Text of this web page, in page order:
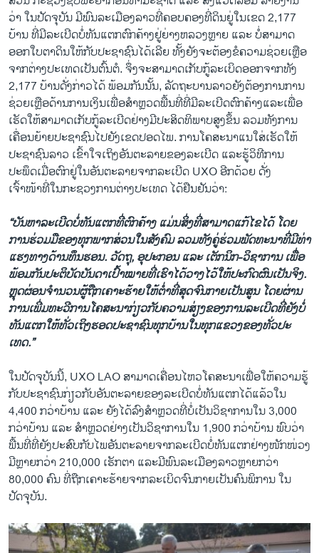
ວ່າ​ ໃນ​ປັດ​ຈຸ​ບັນ​ ມີພົນລະເມືອງລາວທີ່ຄອບຄອງທີ່ດິນຍູ່ໃນເຂດ 2,177
ບ້ານ ທີ່ມີລະເບີດບໍ່ທັນແຕກຕົກຄ້າງຢູ່ຍ່າງຫລວງຫຼາຍ ແລະ ບໍ່ສາມາດ
ອອກໃບຕາດິນໃຫ້ກັບປະຊາຊົນໄດ້ເລີຍ ທັ້ງຍັງຈະຕ້ອງຂໍຄວາມຊ່ວຍເຫຼືອ
ຈາກຕ່າງປະເທດເປັນຕົ້ນຕໍ. ຈຶ່ງຈະສາມາດເກັບກູ້ລະເບິດອອກຈາກທັງ
2,177 ບ້ານດັ່ງກ່າວໄດ້ ພ້ອມກັນນັ້ນ, ລັດຖະບານລາວຍັງຕ້ອງການການ
ຊ່ວຍເຫຼືອດ້ານການເງິນເພື່ອສຳຫຼວດພື້ນທີ່ທີ່ມີລະເບີດຕົກຄ້າງແລະເພື່ອ
ເຮັດໃຫ້​ສາມາດ​ເກັບກູ້​ລະ​ເບີດ​ຢ່າງມີ​ປະສິດທິພາບ​ສູງ​ຂຶ້ນ ລວມທັງ​ການ​
ເຄື່ອນ​ຍ້າຍ​ປະຊາຊົນ​ໄປ​ຍັງ​ເຂດ​ປອດ​ໄພ. ການໂຄສະນາແນໃສ່ເຮັດໃຫ້
ປະຊາຊົນລາວ ເຂົ້າໃຈເຖິງອັນຕະລາຍຂອງລະເບີດ ແລະຮູ້ວິທີການ
ປະພຶດເມື່ອຕົກຢູ່ໃນອັນຕະລາຍຈາກລະເບີດ UXO ອີກດ້ວຍ ດັ່ງ
ເຈົ້າໜ້າທີ່ໃນກະຊວງການຕ່າງປະເທດ ໄດ້ຢືນຢັນວ່າ:
“ບັນຫາລະເບີດບໍ່ທັນແຕກທີ່ຕົກຄ້າງ ແມ່ນສິ່ງທີ່ສາມາດແກ້ໄຂໄດ້ ໂດຍ
ການຮ່ວມມືຂອງທຸກພາກສ່ວນໃນສັງຄົມ ລວມທັງຄູ່ຮ່ວມພັດທະນາທີ່ມີທ່າ
ແຮງທາງດ້ານທຶນຮອນ. ວັດຖຸ, ອຸປະກອນ ແລະ ເຕັກນິກ-ວິຊາການ ເພື່ອ
ພ້ອມກັນປະຕິບັດບັນດາເປົ້າໝາຍທີ່ເຮົາໄດ້ວາງໄວ້ໃຫ້ປະກົດຜົນເປັນຈິງ.
ຫຼຸດຜ່ອນຈໍານວນຜູ້ຖືກເຄາະຮ້າຍໃຫ້ຕໍ່າທີ່ສຸດຈົນກາຍເປັນສູນ ​ໂດຍ​ຜ່ານ
ການເພີ່ມ​ທະວີ​ການ​ໂຄສະນາ​ກ່ຽວ​ກັບ​ຄວາມ​ສ່ຽງ​ຂອງ​ການ​ລະ​ເບີດ​ທີ່​ຍັງ​ບໍ່​
ທັນ​ແຕກໃຫ້ທັ່ວເຖິງຮອດ​ປະຊາຊົນ​ທຸກ​ບ້ານ​ໃນ​ທຸກ​ແຂວງ​ຂອງທັ່ວ​ປະ​
ເທດ.”
ໃນປັດຈຸບັນນີ້, UXO LAO ສາມາດເຄື່ອນໄຫວໂຄສະນາເພື່ອໃຫ້ຄວາມຮູ້
ກັບປະຊາຊົນກ່ຽວກັບອັນຕະລາຍຂອງລະເບີດບໍ່ທັນແຕກໄດ້ແລ້ວໃນ
4,400 ກວ່າບ້ານ ແລະ ຍັງໄດ້ລົງສຳຫຼວດທີ່ບໍ່ເປັນວິຊາການໃນ 3,000
ກວ່າບ້ານ ແລະ ສຳຫຼວດຢ່າງເປັນວິຊາການໃນ 1,900 ກວ່າບ້ານ ພົບວ່າ
ພື້ນທີ່ທີ່ຍັງປະສົບກັບໄພອັນຕະລາຍຈາກລະເບີດບໍ່ທັນແຕກຢ່າງໜັກໜ່ວງ
ມີຫຼາຍກວ່າ 210,000 ເຮັກຕາ ແລະມີພົນລະເມືອງລາວຫຼາຍກວ່າ
80,000 ຄົນ ທີ່ຖືກເຄາະຮ້າຍຈາກລະເບິດຈົນກາຍເປັນຄົນພິການ ໃນ
ປັດຈຸບັນ.